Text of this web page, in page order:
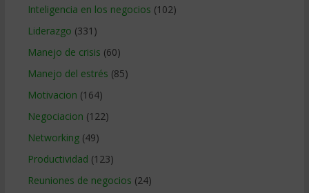
Inteligencia en los negocios (102)
Liderazgo (331)
Manejo de crisis (60)
Manejo del estrés (85)
Motivacion (164)
Negociacion (122)
Networking(49)
Productividad (123)
Reuniones de negocios (24)